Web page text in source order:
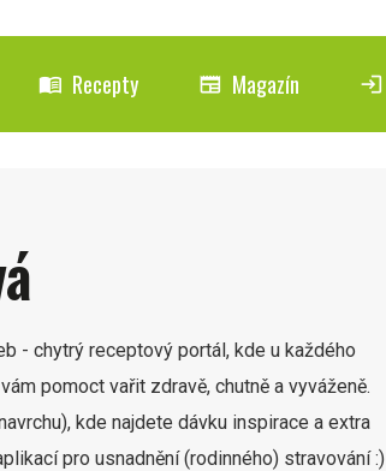
menu_book Recepty newspaper Magazín login
- chytrý receptový portál, kde u každého
pomoct vařit zdravě, chutně a vyváženě.
kde najdete dávku inspirace a extra
pro usnadnění (rodinného) stravování :)